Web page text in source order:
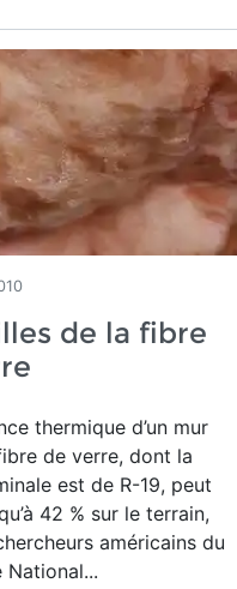
de la fibre
thermique d’un mur
de verre, dont la
est de R-19, peut
42 % sur le terrain,
américains du
National...